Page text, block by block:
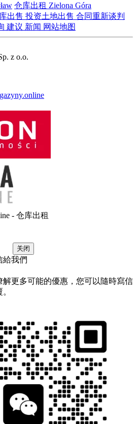
仓库出租 Zielona Góra
出售 投资土地出售 合同重新谈判
建议 新闻 网站地图
z o.o.
- 仓库出租
关闭
給我們
更多可能的優惠，您可以隨時寫信